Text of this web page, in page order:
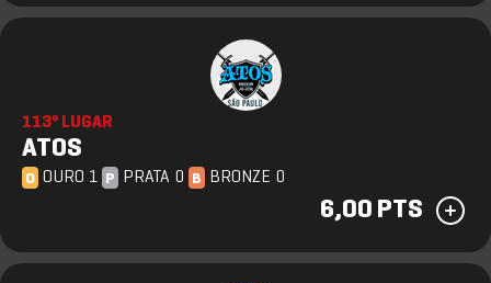
113º LUGAR
ATOS
O OURO 1 P PRATA 0 B BRONZE 0
6,00 PTS